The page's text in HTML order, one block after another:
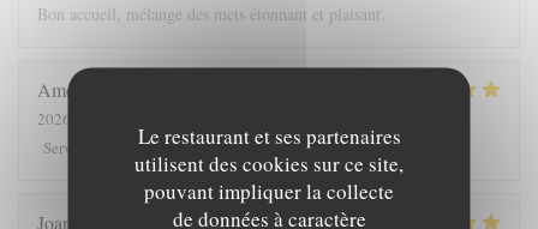
Le restaurant et ses partenaires
utilisent des cookies sur ce site,
pouvant impliquer la collecte
de données à caractère
Bon accueil, mélange des mets étonnant et plaisant.
Amélie
2026-08-04
Service
Ambiance:5/5 Cuisine:5/5 Qualité / Prix
Joana